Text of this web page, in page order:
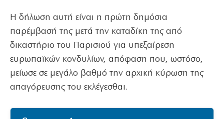
Η δήλωση αυτή είναι η πρώτη δημόσια
παρέμβασή της μετά την καταδίκη της από
δικαστήριο του Παρισιού για υπεξαίρεση
ευρωπαϊκών κονδυλίων, απόφαση που, ωστόσο,
μείωσε σε μεγάλο βαθμό την αρχική κύρωση της
απαγόρευσης του εκλέγεσθαι.